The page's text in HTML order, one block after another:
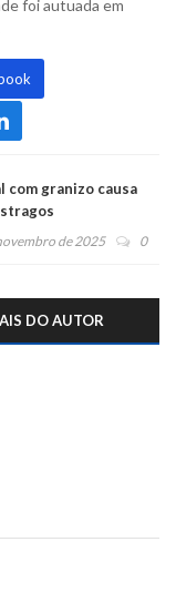
foi autuada em
com granizo causa
de 2025 0
DO AUTOR